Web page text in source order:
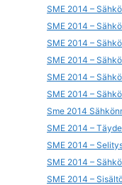
SME 2014 –
SME 2014 –
SME 2014 –
SME 2014 –
SME 2014 –
SME 2014 –
Sme 2014
SME 2014 –
SME 2014 –
SME 2014 –
SME 2014 –